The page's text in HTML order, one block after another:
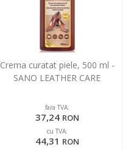
Crema curatat piele, 500 ml -
SANO LEATHER CARE
fara TVA:
37,24 RON
cu TVA:
44,31 RON